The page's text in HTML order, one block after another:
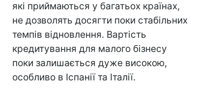
які приймаються у багатьох країнах,
не дозволять досягти поки стабільних
темпів відновлення. Вартість
кредитування для малого бізнесу
поки залишається дуже високою,
особливо в Іспанії та Італії.